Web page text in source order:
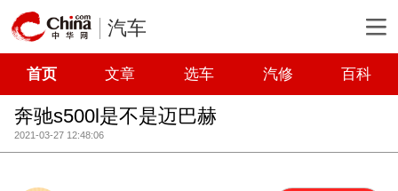
汽车
首页 文章 选车 汽修 百科
奔驰s500l是不是迈巴赫
2021-03-27 12:48:06